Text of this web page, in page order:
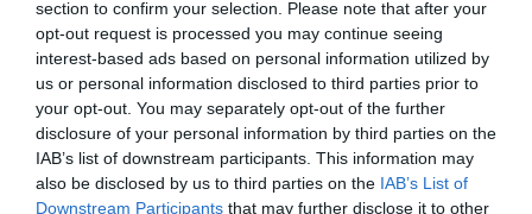
section to confirm your selection. Please note that after your
opt-out request is processed you may continue seeing
interest-based ads based on personal information utilized by
us or personal information disclosed to third parties prior to
your opt-out. You may separately opt-out of the further
disclosure of your personal information by third parties on the
IAB’s list of downstream participants. This information may
also be disclosed by us to third parties on the IAB’s List of
Downstream Participants that may further disclose it to other
18 - Filipe Almeida
79 - Alexandre Marques
"Xanoca"
24 - Nil Roca
79 - João Rodrigues
Livre direto falhado
Gonçalo Neto
1'
2ªP
10ª falta de SL
Benfica
Defesa de livre direto